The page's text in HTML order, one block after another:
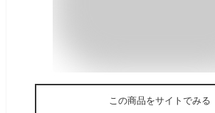
この商品をサイトでみる